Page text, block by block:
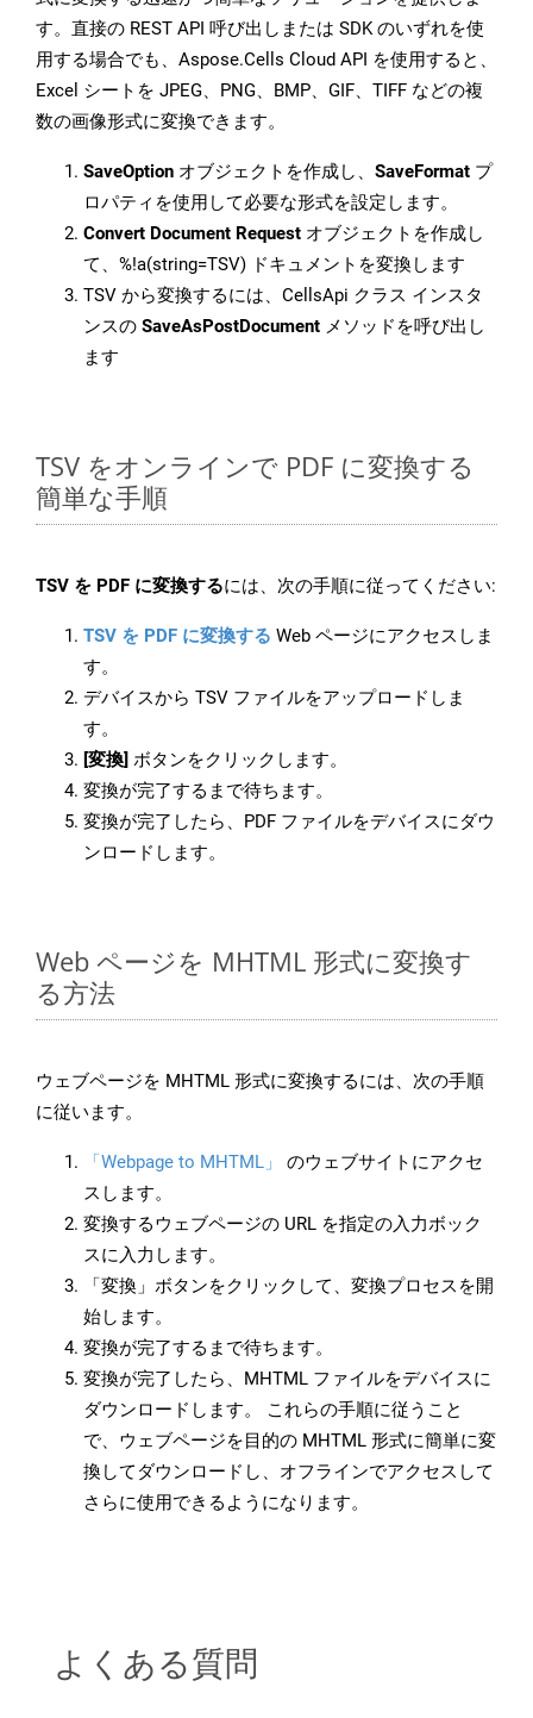
す。直接の REST API 呼び出しまたは SDK のいずれを使
用する場合でも、Aspose.Cells Cloud API を使用すると、
Excel シートを JPEG、PNG、BMP、GIF、TIFF などの複
数の画像形式に変換できます。
SaveOption オブジェクトを作成し、 SaveFormat プ
ロパティを使用して必要な形式を設定します。
Convert Document Request オブジェクトを作成し
て、%!a(string=TSV) ドキュメントを変換します
TSV から変換するには、CellsApi クラス インスタ
ンスの SaveAsPostDocument メソッドを呼び出し
ます
TSV をオンラインで PDF に変換する
簡単な手順
TSV を PDF に変換するには、次の手順に従ってください:
TSV を PDF に変換する Web ページにアクセスしま
す。
デバイスから TSV ファイルをアップロードしま
す。
[変換] ボタンをクリックします。
変換が完了するまで待ちます。
変換が完了したら、PDF ファイルをデバイスにダウ
ンロードします。
Web ページを MHTML 形式に変換す
る方法
ウェブページを MHTML 形式に変換するには、次の手順
に従います。
「Webpage to MHTML」
のウェブサイトにアクセ
スします。
変換するウェブページの URL を指定の入力ボック
スに入力します。
「変換」ボタンをクリックして、変換プロセスを開
始します。
変換が完了するまで待ちます。
変換が完了したら、MHTML ファイルをデバイスに
ダウンロードします。 これらの手順に従うこと
で、ウェブページを目的の MHTML 形式に簡単に変
換してダウンロードし、オフラインでアクセスして
さらに使用できるようになります。
よくある質問